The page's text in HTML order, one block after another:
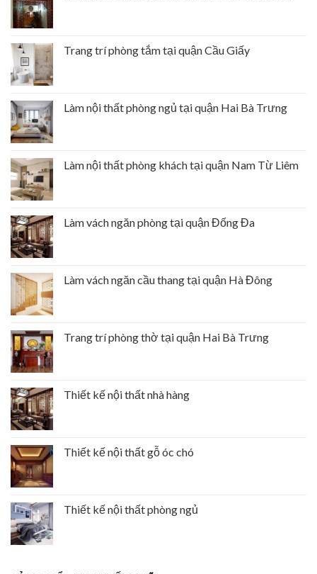
Trang trí phòng tắm tại quận Cầu Giấy
Làm nội thất phòng ngủ tại quận Hai Bà Trưng
Làm nội thất phòng khách tại quận Nam Từ Liêm
Làm vách ngăn phòng tại quận Đống Đa
Làm vách ngăn cầu thang tại quận Hà Đông
Trang trí phòng thờ tại quận Hai Bà Trưng
Thiết kế nội thất nhà hàng
Thiết kế nội thất gỗ óc chó
Thiết kế nội thất phòng ngủ